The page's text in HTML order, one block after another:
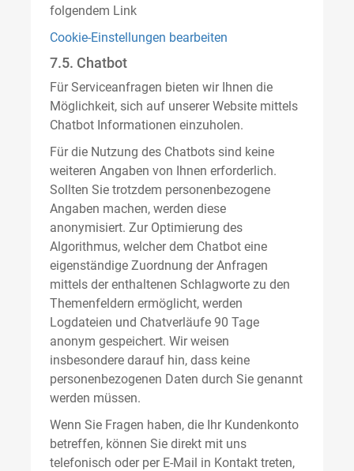
folgendem Link
Cookie-Einstellungen bearbeiten
7.5. Chatbot
Für Serviceanfragen bieten wir Ihnen die
Möglichkeit, sich auf unserer Website mittels
Chatbot Informationen einzuholen.
Für die Nutzung des Chatbots sind keine
weiteren Angaben von Ihnen erforderlich.
Sollten Sie trotzdem personenbezogene
Angaben machen, werden diese
anonymisiert. Zur Optimierung des
Algorithmus, welcher dem Chatbot eine
eigenständige Zuordnung der Anfragen
mittels der enthaltenen Schlagworte zu den
Themenfeldern ermöglicht, werden
Logdateien und Chatverläufe 90 Tage
anonym gespeichert. Wir weisen
insbesondere darauf hin, dass keine
personenbezogenen Daten durch Sie genannt
werden müssen.
Wenn Sie Fragen haben, die Ihr Kundenkonto
betreffen, können Sie direkt mit uns
telefonisch oder per E-Mail in Kontakt treten,